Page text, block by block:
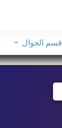
قسم الجوال